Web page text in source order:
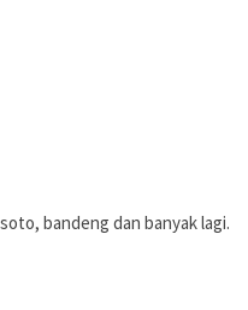
bandeng dan banyak lagi.